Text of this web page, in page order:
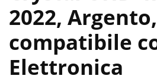
2022, Argento,
compatibile
Elettronica